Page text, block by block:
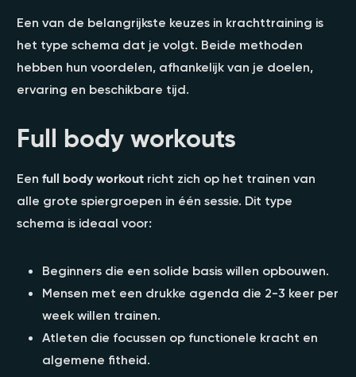
Een van de belangrijkste keuzes in krachttraining is
het type schema dat je volgt. Beide methoden
hebben hun voordelen, afhankelijk van je doelen,
ervaring en beschikbare tijd.
Full body workouts
Een full body workout richt zich op het trainen van
alle grote spiergroepen in één sessie. Dit type
schema is ideaal voor:
Beginners die een solide basis willen opbouwen.
Mensen met een drukke agenda die 2-3 keer per
week willen trainen.
Atleten die focussen op functionele kracht en
algemene fitheid.